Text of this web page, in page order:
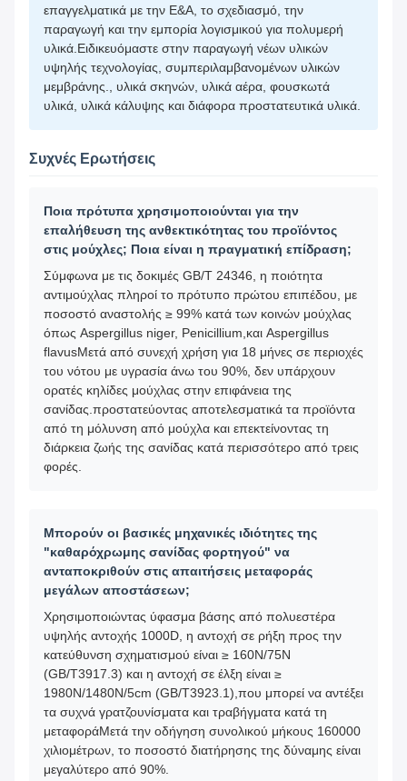
επαγγελματικά με την Ε&Α, το σχεδιασμό, την
παραγωγή και την εμπορία λογισμικού για πολυμερή
υλικά.Ειδικευόμαστε στην παραγωγή νέων υλικών
υψηλής τεχνολογίας, συμπεριλαμβανομένων υλικών
μεμβράνης., υλικά σκηνών, υλικά αέρα, φουσκωτά
υλικά, υλικά κάλυψης και διάφορα προστατευτικά υλικά.
Συχνές Ερωτήσεις
Ποια πρότυπα χρησιμοποιούνται για την
επαλήθευση της ανθεκτικότητας του προϊόντος
στις μούχλες; Ποια είναι η πραγματική επίδραση;
Σύμφωνα με τις δοκιμές GB/T 24346, η ποιότητα
αντιμούχλας πληροί το πρότυπο πρώτου επιπέδου, με
ποσοστό αναστολής ≥ 99% κατά των κοινών μούχλας
όπως Aspergillus niger, Penicillium,και Aspergillus
flavusΜετά από συνεχή χρήση για 18 μήνες σε περιοχές
του νότου με υγρασία άνω του 90%, δεν υπάρχουν
ορατές κηλίδες μούχλας στην επιφάνεια της
σανίδας.προστατεύοντας αποτελεσματικά τα προϊόντα
από τη μόλυνση από μούχλα και επεκτείνοντας τη
διάρκεια ζωής της σανίδας κατά περισσότερο από τρεις
φορές.
Μπορούν οι βασικές μηχανικές ιδιότητες της
"καθαρόχρωμης σανίδας φορτηγού" να
ανταποκριθούν στις απαιτήσεις μεταφοράς
μεγάλων αποστάσεων;
Χρησιμοποιώντας ύφασμα βάσης από πολυεστέρα
υψηλής αντοχής 1000D, η αντοχή σε ρήξη προς την
κατεύθυνση σχηματισμού είναι ≥ 160N/75N
(GB/T3917.3) και η αντοχή σε έλξη είναι ≥
1980N/1480N/5cm (GB/T3923.1),που μπορεί να αντέξει
τα συχνά γρατζουνίσματα και τραβήγματα κατά τη
μεταφοράΜετά την οδήγηση συνολικού μήκους 160000
χιλιομέτρων, το ποσοστό διατήρησης της δύναμης είναι
μεγαλύτερο από 90%.